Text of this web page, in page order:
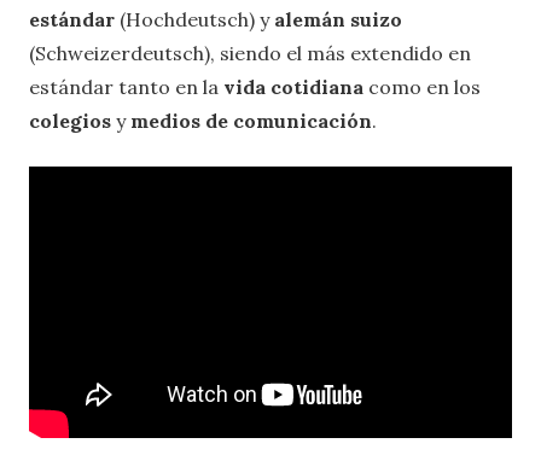
estándar (Hochdeutsch) y alemán suizo
(Schweizerdeutsch), siendo el más extendido en
estándar tanto en la vida cotidiana como en los
colegios y medios de comunicación.